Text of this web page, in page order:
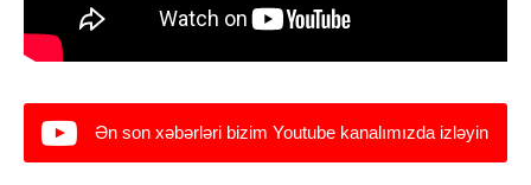
Ən son xəbərləri bizim Youtube kanalımızda izləyin